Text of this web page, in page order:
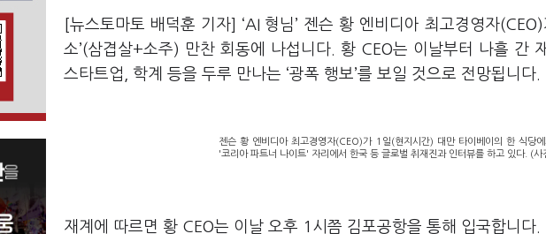
[뉴스토마토 배덕훈 기자] ‘AI 형님’ 젠슨 황 엔비디아 최고경영자(CEO)
소’(삼겹살+소주) 만찬 회동에 나섭니다 황 CEO는 이날부터 나흘 간
스타트업
학계 등을 두루 만나는 ‘광폭 행보’를 보일 것으로 전망됩니다
젠슨 황 엔비디아 최고경영자(CEO)가 1일(현지시간) 대만 타이베이의 한 식당
'코리아 파트너 나이트' 자리에서 한국 등 글로벌 취재진과 인터뷰를 하고 있다. (사
재계에 따르면 황 CEO는 이날 오후 1 시쯤 김포공항을 통해 입국합니다